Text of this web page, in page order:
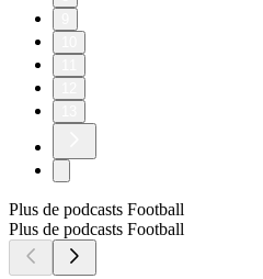
Plus de podcasts Football
Plus de podcasts Football